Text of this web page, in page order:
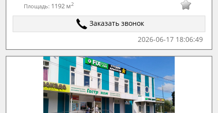
Площадь: 1192 м2
Заказать звонок
2026-06-17 18:06:49